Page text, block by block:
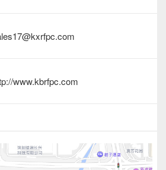
www.kbrfpc.com